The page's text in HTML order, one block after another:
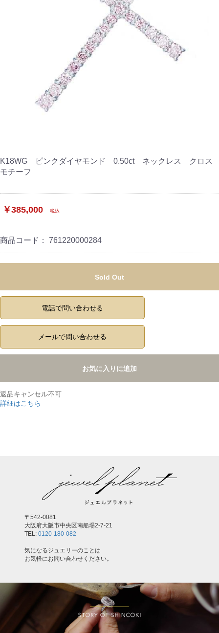
K18WG ピンクダイヤモンド 0.50ct ネックレス クロス
モチーフ
￥385,000 税込
商品コード： 761220000284
Sold Out
電話で問い合わせる
メールで問い合わせる
お気に入りに追加
返品キャンセル不可
詳細はこちら
〒542-0081
大阪府大阪市中央区南船場2-7-21
TEL: 0120-180-082
気になるジュエリーのことは
お気軽にお問い合わせください。